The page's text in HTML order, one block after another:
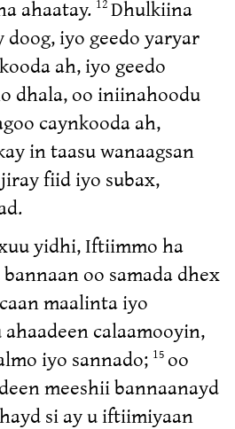
ahaatay. 12 Dhulkiina
iyo geedo yaryar
ah, iyo geedo
dhala, oo iniinahoodu
caynkooda ah,
in taasu wanaagsan
fiid iyo subax,
yidhi, Iftiimmo ha
oo samada dhex
maalinta iyo
calaamooyin,
iyo sannado; 15 oo
meeshii bannaanayd
si ay u iftiimiyaan